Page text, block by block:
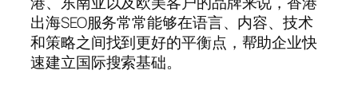
出海SEO服务常常能够在语言、内容、技术
和策略之间找到更好的平衡点，帮助企业快
速建立国际搜索基础。